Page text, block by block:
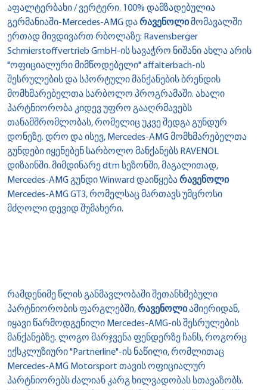
აფალტერბახი / ვერტერი. 100% დამზადებულია
გერმანიაში-Mercedes-AMG დარავენოლიმომავალში
ერთად მივდივართ რბოლაზე: Ravensberger
Schmierstoffvertrieb GmbH-ის სავაჭრო ნიშანი ახლა არის
"ოფიციალური მიმწოდებელი" affalterbach-ის
შესრულების და სპორტული მანქანების ბრენდის
მომხმარებელთა სარბოლო პროგრამაში. ახალი
პარტნიორობა კიდევ უფრო გააღრმავებს
თანამშრომლობას, რომელიც უკვე შედგა გუნდურ
დონეზე. დრო და ისევ, Mercedes-AMG მომხმარებელთა
გუნდები იყენებენ სარბოლო მანქანებს RAVENOL
დიზაინში. მიმდინარე dtm სეზონში, მაგალითად,
Mercedes-AMG გუნდი Winward დაიწყებარავენოლი
Mercedes-AMG GT3, რომელსაც მართავს უმცროსი
მძღოლი დევიდ შუმახერი.
რამდენიმე წლის განმავლობაში შეთანხმებული
პარტნიორობის ფარგლებში,რავენოლიამიერიდან,
იყავი წარმოდგენილი Mercedes-AMG-ის შესრულების
მანქანებზე. ლოგო მარჯვენა ფენდერზე ჩანს, როგორც
ექსკლუზიური "Partnerline"-ის ნაწილი, რომლითაც
Mercedes-AMG Motorsport თავის ოფიციალურ
პარტნიორებს ძალიან კარგ ხილვადობას სთავაზობს.